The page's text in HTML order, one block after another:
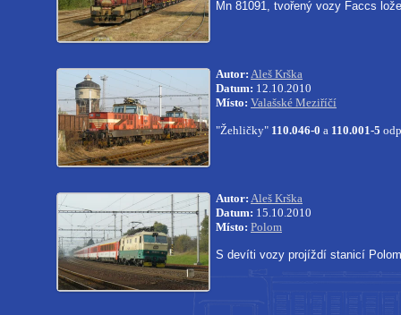
Mn 81091, tvořený vozy Faccs
Autor: Aleš Krška
Datum: 12.10.2010
Místo: Valašské Meziříčí
"Žehličky" 110.046-0 a 110.001-5
Autor: Aleš Krška
Datum: 15.10.2010
Místo: Polom
S devíti vozy projíždí stanicí